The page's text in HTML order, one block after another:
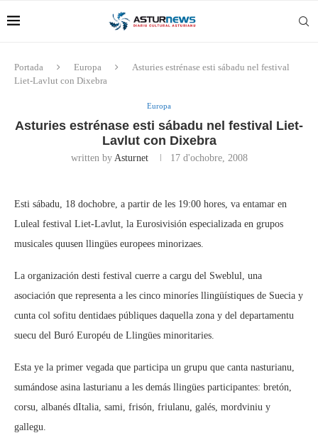
Portada Europa
Asturies estrénase esti sábadu nel festival
Liet-Lavlut con Dixebra
Europa
Asturies estrénase esti sábadu nel festival Liet-
Lavlut con Dixebra
written by Asturnet 17 d'ochobre, 2008
Esti sábadu, 18 dochobre, a partir de les 19:00 hores, va entamar en
Luleal festival Liet-Lavlut, la Eurosivisión especializada en grupos
musicales quusen llingües europees minorizaes.
La organización desti festival cuerre a cargu del Sweblul, una
asociación que representa a les cinco minoríes llingüístiques de Suecia y
cunta col sofitu dentidaes públiques daquella zona y del departamentu
suecu del Buró Européu de Llingües minoritaries.
Esta ye la primer vegada que participa un grupu que canta nasturianu,
sumándose asina lasturianu a les demás llingües participantes: bretón,
corsu, albanés dItalia, sami, frisón, friulanu, galés, mordviniu y
gallegu.